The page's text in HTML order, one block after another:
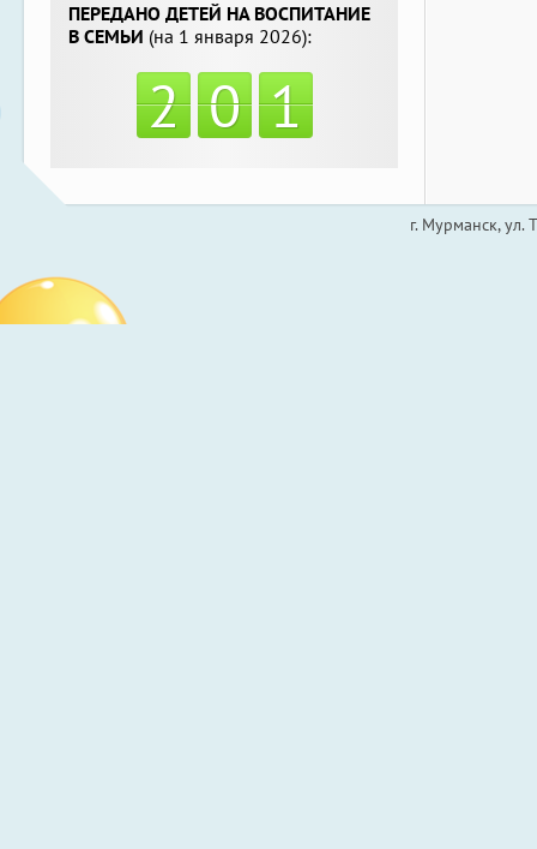
ПЕРЕДАНО ДЕТЕЙ НА ВОСПИТАНИЕ
В СЕМЬИ (на 1 января 2026):
2 0 1
г. Мурманск,